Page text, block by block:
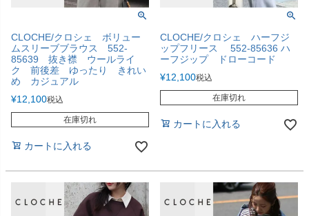
CLOCHE/クロシェ ボリュー
ムスリーブブラウス 552-
85639 抜き襟 ウールライ
ク 前後差 ゆったり きれい
め カジュアル
¥12,100税込
在庫切れ
カートに入れる
CLOCHE/クロシェ ハーフジ
ップフリース 552-85636 ハ
ーフジップ ドローコード
¥12,100税込
在庫切れ
カートに入れる